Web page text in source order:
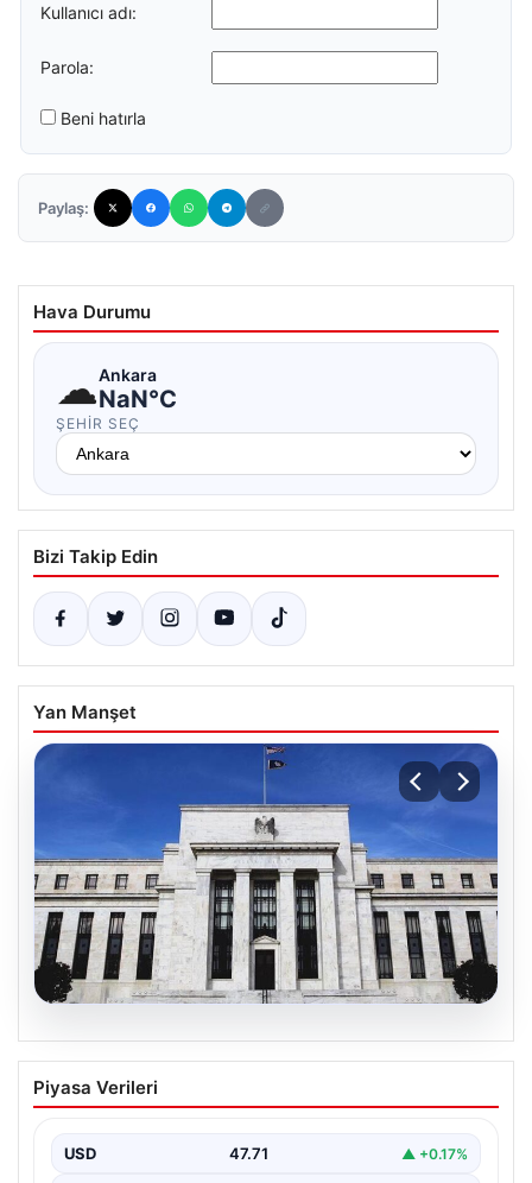
Kullanıcı adı:
Parola:
Beni hatırla
Paylaş:
Hava Durumu
☁Ankara
NaN°C
ŞEHIR SEÇ
Bizi Takip Edin
Yan Manşet
06.08.2026
Fed faizi sabit tuttu
Piyasa Verileri
USD 47.71 ▲ +0.17%